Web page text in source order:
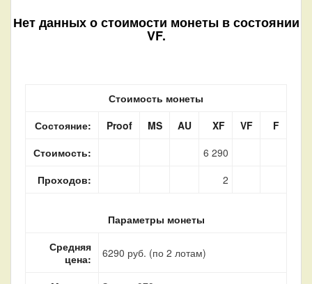
Нет данных о стоимости монеты в состоянии
VF.
Стоимость монеты
Состояние:
Proof MS AU XF VF
F
Стоимость:
6 290
Проходов:
2
Параметры монеты
Средняя
цена:
6290 руб. (по 2 лотам)